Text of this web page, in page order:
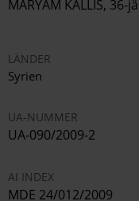
MARYAM KALLIS,
LÄNDER
Syrien
UA-NUMMER
UA-090/2009-2
AI INDEX
MDE 24/012/2009